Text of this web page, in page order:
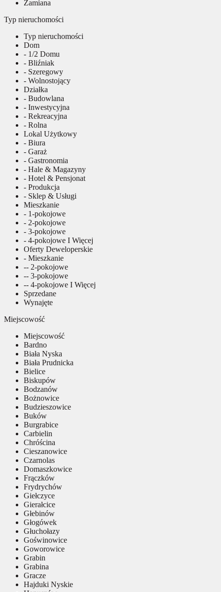
Zamiana
Typ nieruchomości
Typ nieruchomości
Dom
- 1/2 Domu
- Bliźniak
- Szeregowy
- Wolnostojący
Działka
- Budowlana
- Inwestycyjna
- Rekreacyjna
- Rolna
Lokal Użytkowy
- Biura
- Garaż
- Gastronomia
- Hale & Magazyny
- Hotel & Pensjonat
- Produkcja
- Sklep & Usługi
Mieszkanie
- 1-pokojowe
- 2-pokojowe
- 3-pokojowe
- 4-pokojowe I Więcej
Oferty Deweloperskie
- Mieszkanie
-- 2-pokojowe
-- 3-pokojowe
-- 4-pokojowe I Więcej
Sprzedane
Wynajęte
Miejscowość
Miejscowość
Bardno
Biała Nyska
Biała Prudnicka
Bielice
Biskupów
Bodzanów
Bożnowice
Budzieszowice
Buków
Burgrabice
Carbielin
Chróścina
Cieszanowice
Czarnolas
Domaszkowice
Frączków
Frydrychów
Giełczyce
Gierałcice
Głebinów
Głogówek
Głuchołazy
Goświnowice
Goworowice
Grabin
Grabina
Gracze
Hajduki Nyskie